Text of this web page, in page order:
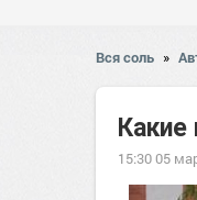
Вся соль »
15:30 05